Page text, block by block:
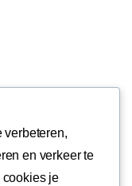
verbeteren,
en verkeer te
cookies je